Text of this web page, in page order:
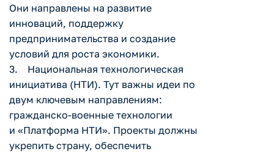
Они направлены на развитие
инноваций, поддержку
предпринимательства и создание
условий для роста экономики.
3. Национальная технологическая
инициатива (НТИ). Тут важны идеи по
двум ключевым направлениям:
гражданско-военные технологии
и «Платформа НТИ». Проекты должны
укрепить страну, обеспечить